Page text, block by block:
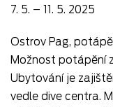
7. 5. – 11. 5. 2025
Ostrov Pag,
Možnost potápění
Ubytování je
vedle dive centra.